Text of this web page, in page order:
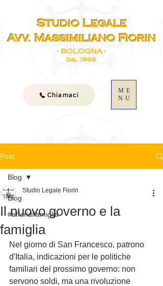
Studio Legale
Avv. Massimiliano Fiorin
- BOLOGNA -
dal 1996
ME
NU
Chiamaci
Post
Blog
#affaridifamiglia
Blog
Il nuovo governo e la
famiglia
Studio Legale Fiorin
Nel giorno di San Francesco, patrono
d'Italia, indicazioni per le politiche
familiari del prossimo governo: non
servono soldi, ma una rivoluzione